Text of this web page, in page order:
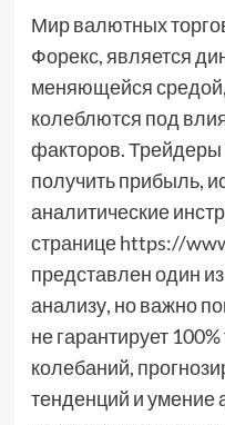
Мир валютных
Форекс, является
меняющейся
колеблются под
факторов. Трейдеры
получить прибыль,
аналитические
странице https://
представлен один
анализу, но важно
не гарантирует
колебаний,
тенденций и умение